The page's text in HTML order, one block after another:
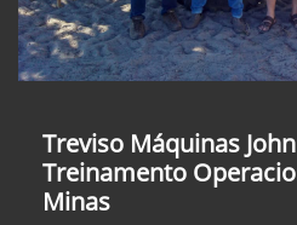
Treviso Máquinas
Treinamento
Minas